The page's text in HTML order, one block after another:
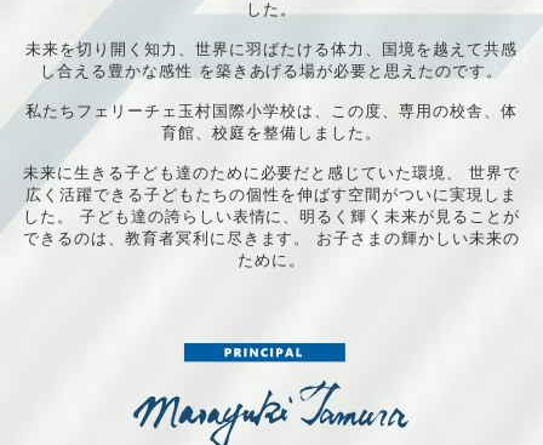
した。
未来を切り開く知力、世界に羽ばたける体力、国境を越えて共感
し合える豊かな感性 を築きあげる場が必要と思えたのです。
私たちフェリーチェ玉村国際小学校は、この度、専用の校舎、体
育館、校庭を整備しました。
未来に生きる子ども達のために必要だと感じていた環境、
世界で
広く活躍できる子どもたちの個性を伸ばす空間がついに実現しま
した。
子ども達の誇らしい表情に、明るく輝く未来が見ることが
できるのは、教育者冥利に尽きます。
お子さまの輝かしい未来の
ために。